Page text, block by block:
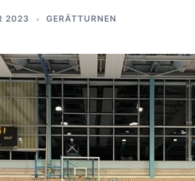
2023 GERÄTTURNEN